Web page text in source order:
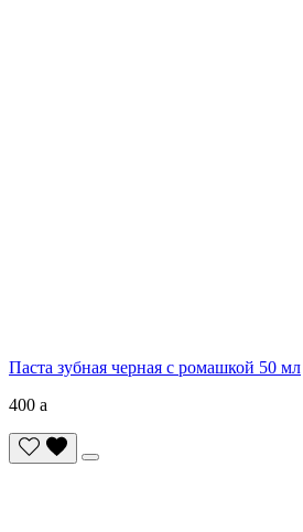
Паста зубная черная с ромашкой 50 мл
400 a